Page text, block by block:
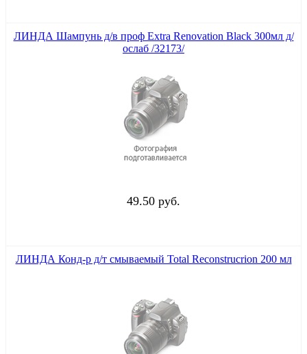
ЛИНДА Шампунь д/в проф Extra Renovation Black 300мл д/
ослаб /32173/
49.50 руб.
ЛИНДА Конд-р д/т смываемый Total Reconstrucrion 200 мл